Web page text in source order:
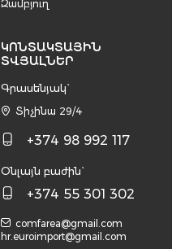
Զամբյուղ
ԿՈՆՏԱԿՏԱՅԻՆ
ՏՎՅԱԼՆԵՐ
Գրասենյակ`
Տիչինա 29/4
+374 98 992 117
Օնլայն բաժին`
+374 55 301 302
comfarea@gmail.com
hr.euroimport@gmail.com